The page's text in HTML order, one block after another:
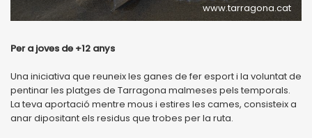
www.tarragona.cat
Per a joves de +12 anys
Una iniciativa que reuneix les ganes de fer esport i la voluntat de
pentinar les platges de Tarragona malmeses pels temporals.
La teva aportació mentre mous i estires les cames, consisteix a
anar dipositant els residus que trobes per la ruta.